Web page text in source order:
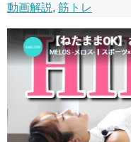
動画解説, 筋トレ